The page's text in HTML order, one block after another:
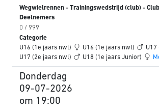
Wegwielrennen - Trainingswedstrijd (club) -
Deelnemers
0 / 999
Categorie
U16 (1e jaars nwl)
U16 (1e jaars nwl)
U17
U17 (2e jaars nwl)
U18 (1e jaars Junior)
Donderdag
09-07-2026
om 19:00